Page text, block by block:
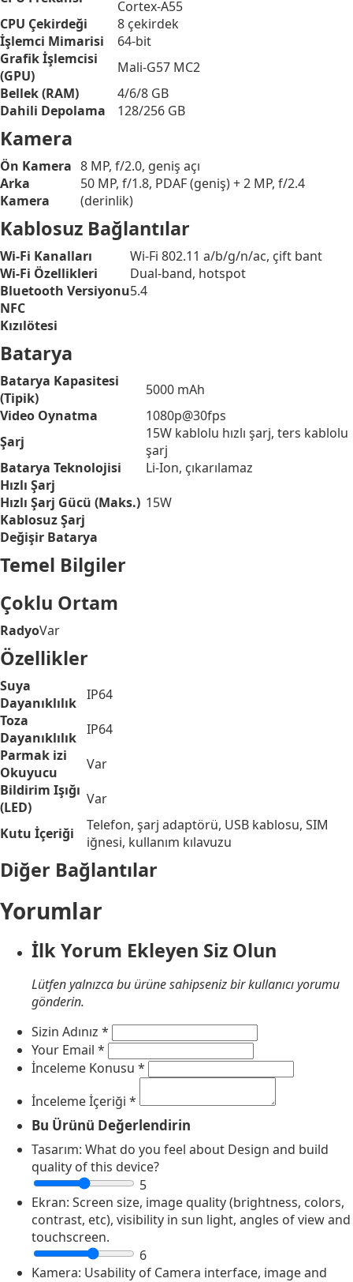
Cortex-A55
CPU Çekirdeği
8 çekirdek
İşlemci Mimarisi
64-bit
Grafik İşlemcisi
(GPU)
Mali-G57 MC2
Bellek (RAM)
4/6/8 GB
Dahili Depolama
128/256 GB
Kamera
Ön Kamera 8 MP, f/2.0, geniş açı
Arka
Kamera
50 MP, f/1.8, PDAF (geniş) + 2 MP, f/2.4
(derinlik)
Kablosuz Bağlantılar
Wi-Fi Kanalları
Wi-Fi 802.11 a/b/g/n/ac, çift bant
Wi-Fi Özellikleri
Dual-band, hotspot
Bluetooth Versiyonu5.4
NFC
Kızılötesi
Batarya
Batarya Kapasitesi
(Tipik)
5000 mAh
Video Oynatma
1080p@30fps
Şarj
15W kablolu hızlı şarj, ters kablolu
şarj
Batarya Teknolojisi
Li-Ion, çıkarılamaz
Hızlı Şarj
Hızlı Şarj Gücü (Maks.) 15W
Kablosuz Şarj
Değişir Batarya
Temel Bilgiler
Çoklu Ortam
RadyoVar
Özellikler
Suya
Dayanıklılık IP64
Toza
Dayanıklılık IP64
Parmak izi
Okuyucu
Var
Bildirim Işığı
(LED)
Var
Kutu İçeriği
Telefon, şarj adaptörü, USB kablosu, SIM
iğnesi, kullanım kılavuzu
Diğer Bağlantılar
Yorumlar
İlk Yorum Ekleyen Siz Olun
Lütfen yalnızca bu ürüne sahipseniz bir kullanıcı yorumu
gönderin.
Sizin Adınız *
Your Email *
İnceleme Konusu *
İnceleme İçeriği *
Bu Ürünü Değerlendirin
Tasarım: What do you feel about Design and build
quality of this device?
5
Ekran: Screen size, image quality (brightness, colors,
contrast, etc), visibility in sun light, angles of view and
touchscreen.
6
Kamera: Usability of Camera interface, image and